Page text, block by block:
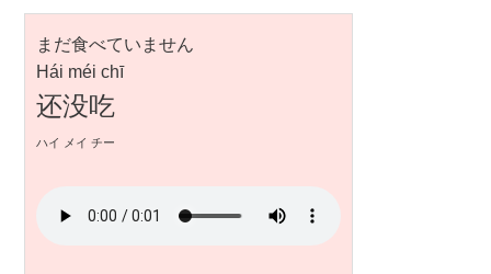
まだ食べていません
Hái méi chī
还没吃
ハイ メイ チー